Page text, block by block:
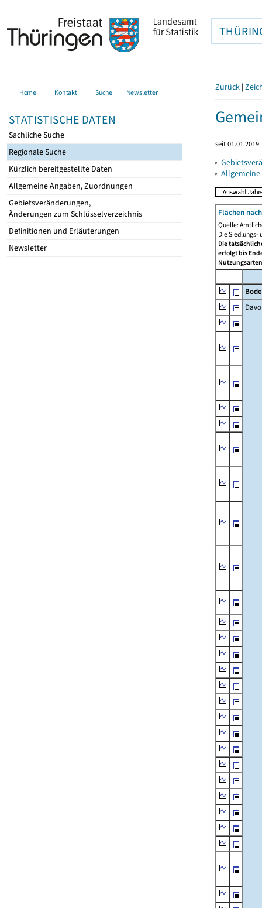
Home Kontakt Suche Newsletter
STATISTISCHE DATEN
Sachliche Suche
Regionale Suche
Kürzlich bereitgestellte Daten
Allgemeine Angaben, Zuordnungen
Gebietsveränderungen,
Änderungen zum Schlüsselverzeichnis
Definitionen und Erläuterungen
Newsletter
Zurück |
seit 01.01.2019
▸
▸
Flächen
Quelle:
Die Siedlungs-
Die
erfolgt bis